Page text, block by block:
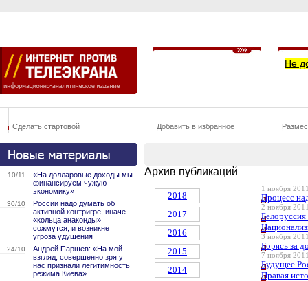
Не
Сделать стартовой Добавить в избранное
10/11
«На долларовые доходы мы
финансируем чужую
экономику»
30/10
России надо думать об
активной контригре, иначе
«кольца анаконды»
сожмутся, и возникнет
угроза удушения
24/10
Андрей Паршев: «На мой
взгляд, совершенно зря у
нас признали легитимность
режима Киева»
Архив публикаций
2018
2017
2016
2015
2014
1 ноября
Процесс
2 ноября
Белоруссия
3 ноября
Борясь за
7 ноября
Будущее
Правая